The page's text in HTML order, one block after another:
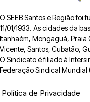
O SEEB Santos e Região foi
11/01/1933. As cidades da
Itanhaém, Mongaguá, Praia
Vicente, Santos, Cubatão,
O Sindicato é filiado à
Federação Sindical Mundial
Política de Privacidade